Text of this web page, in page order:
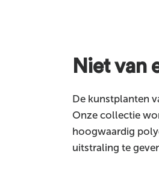
Niet van
De kunstplanten
Onze collectie
hoogwaardig
uitstraling te